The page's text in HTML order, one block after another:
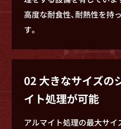
高度な耐食性、耐熱性を持
す。
02 大きなサイズの
イト処理が可能
アルマイト処理の最大サイ